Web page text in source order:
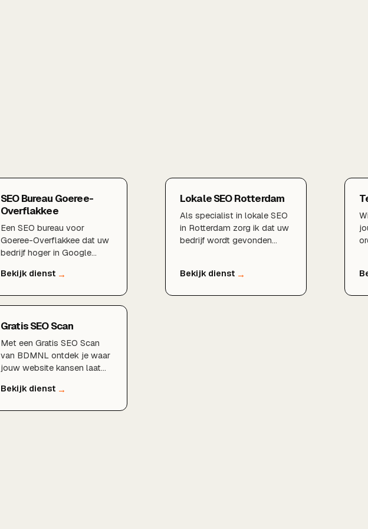
SEO Bureau Goeree-
Overflakkee
Een SEO bureau voor
Goeree-Overflakkee dat uw
bedrijf hoger in Google
verkeer en klanten oplevert.
Lokale SEO Rotterdam
Als specialist in lokale SEO
in Rotterdam zorg ik dat uw
bedrijf wordt gevonden
Bedrijfsprofiel, lokale
Gratis SEO Scan
Met een Gratis SEO Scan
van BDMNL ontdek je waar
jouw website kansen laat
hoger kunt scoren, geheel